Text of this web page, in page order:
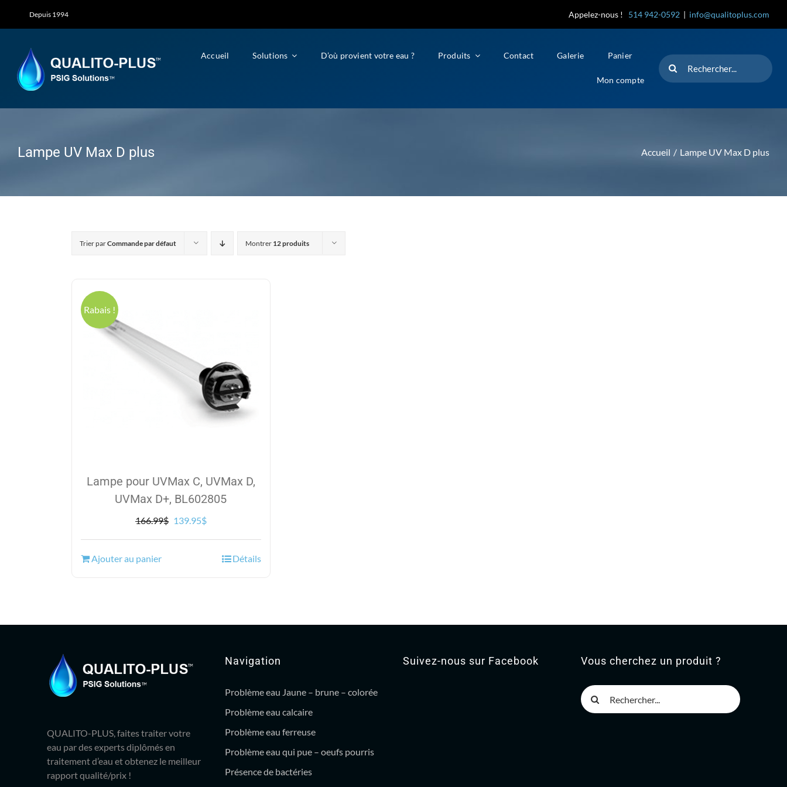
Depuis 1994 Appelez-nous ! 514 942-0592 | info@qualitoplus.com
Accueil Solutions D’où provient votre eau ? Produits Contact Galerie Panier
Mon compte
Rechercher
Lampe UV Max D plus Accueil Lampe UV Max D plus
Trier parCommande par défaut Montrer 12 produits
Rabais !
Lampe pour UVMax C, UVMax D,
UVMax D+, BL602805
166.99$ Le
139.95$Le
est :
Ajouter au panier Détails
QUALITO-PLUS, faites traiter votre
eau par des experts diplômés en
traitement d’eau et obtenez le meilleur
rapport qualité/prix !
Navigation
Problème eau Jaune – brune – colorée
Problème eau calcaire
Problème eau ferreuse
Problème eau qui pue – oeufs pourris
Présence de bactéries
Suivez-nous sur Facebook Vous cherchez un produit ?
Rechercher